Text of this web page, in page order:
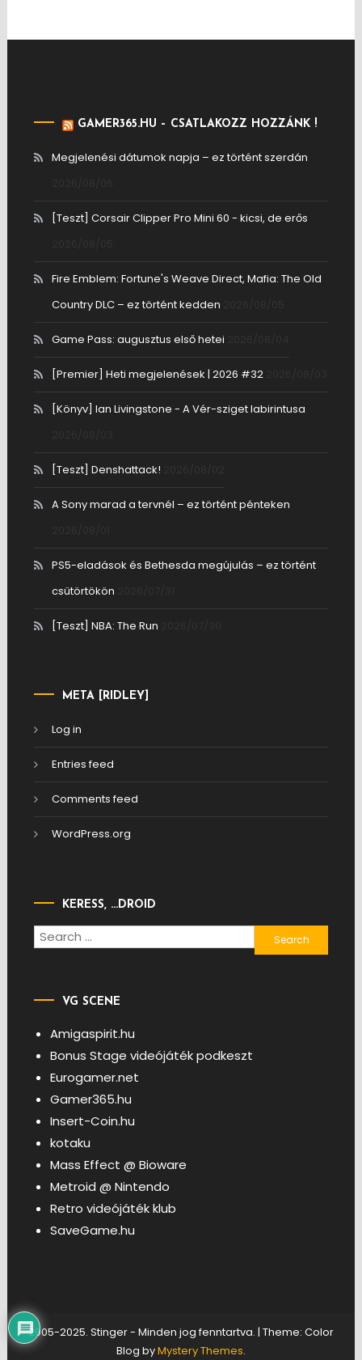
GAMER365.HU – CSATLAKOZZ HOZZÁNK !
Megjelenési dátumok napja – ez történt szerdán
[Teszt] Corsair Clipper Pro Mini 60 - kicsi, de erős
Fire Emblem: Fortune's Weave Direct, Mafia: The Old
Country DLC – ez történt kedden
Game Pass: augusztus első hetei
[Premier] Heti megjelenések | 2026 #32
[Könyv] Ian Livingstone - A Vér-sziget labirintusa
[Teszt] Denshattack!
A Sony marad a tervnél – ez történt pénteken
PS5-eladások és Bethesda megújulás – ez történt
csütörtökön
[Teszt] NBA: The Run
META [RIDLEY]
Log in
Entries feed
Comments feed
WordPress.org
KERESS, …DROID
Search
for:
VG SCENE
Amigaspirit.hu
Bonus Stage videójáték podkeszt
Eurogamer.net
Gamer365.hu
Insert-Coin.hu
kotaku
Mass Effect @ Bioware
Metroid @ Nintendo
Retro videójáték klub
SaveGame.hu
2005-2025. Stinger - Minden jog fenntartva. | Theme: Color
Blog byMystery Themes.